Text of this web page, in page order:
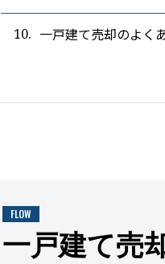
10. 一戸建て売却のよく
FLOW
一戸建て売